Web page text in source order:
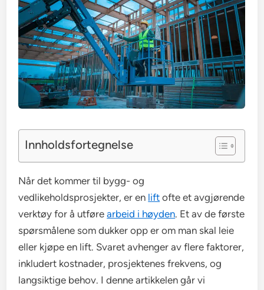
Innholdsfortegnelse
Når det kommer til bygg- og
vedlikeholdsprosjekter, er en lift ofte et avgjørende
verktøy for å utførearbeid i høyden. Et av de første
spørsmålene som dukker opp er om man skal leie
eller kjøpe en lift. Svaret avhenger av flere faktorer,
inkludert kostnader, prosjektenes frekvens, og
langsiktige behov. I denne artikkelen går vi